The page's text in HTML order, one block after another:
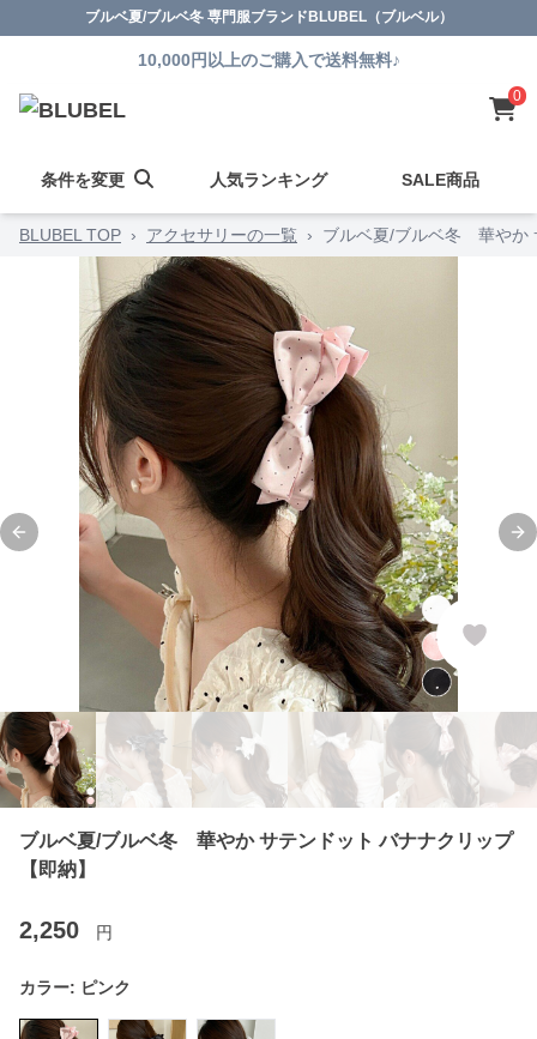
ブルベ夏/ブルベ冬 専門服ブランドBLUBEL（ブルベル）
10,000円以上のご購入で送料無料♪
0
条件を変更 人気ランキング SALE商品
BLUBEL TOP › アクセサリーの一覧 › ブルベ夏/ブルベ冬 華やか
Previous slide
ブルベ夏/ブルベ冬 華やか サテンドット バナナクリップ
【即納】
2,250 円
カラー: ピンク